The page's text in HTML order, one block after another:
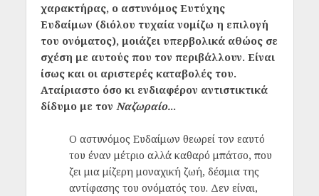
χαρακτήρας, ο αστυνόμος Ευτύχης
Ευδαίμων (διόλου τυχαία νομίζω η επιλογή
του ονόματος), μοιάζει υπερβολικά αθώος σε
σχέση με αυτούς που τον περιβάλλουν. Είναι
ίσως και οι αριστερές καταβολές του.
Αταίριαστο όσο κι ενδιαφέρον αντιστικτικά
δίδυμο με τον Ναζωραίο...
Ο αστυνόμος Ευδαίμων θεωρεί τον εαυτό
του έναν μέτριο αλλά καθαρό μπάτσο, που
ζει μια μίζερη μοναχική ζωή, δέσμια της
αντίφασης του ονόματός του. Δεν είναι,